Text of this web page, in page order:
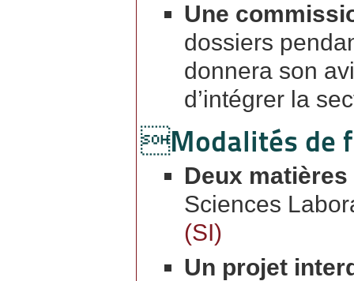
Une
dossiers
donnera son
d’intégrer la
Modalités de
Deux matières
Sciences
(SI)
Un projet